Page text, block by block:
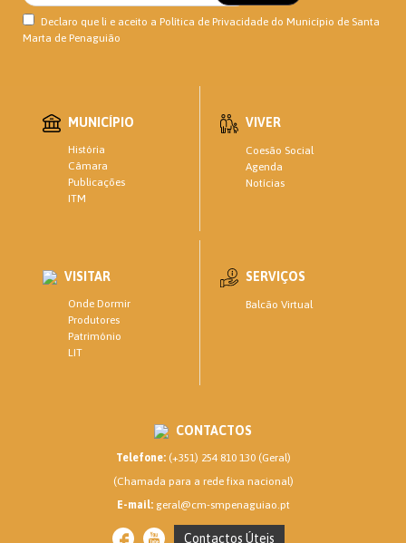
Declaro que li e aceito a Política de Privacidade do Município de Santa
Marta de Penaguião
MUNICÍPIO
História
Câmara
Publicações
ITM
VIVER
Coesão Social
Agenda
Notícias
VISITAR
Onde Dormir
Produtores
Património
LIT
SERVIÇOS
Balcão Virtual
CONTACTOS
Telefone:(+351) 254 810 130 (Geral)
(Chamada para a rede fixa nacional)
E-mail:geral@cm-smpenaguiao.pt
Contactos Úteis